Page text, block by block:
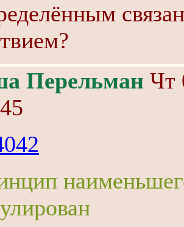
Перельман Чт